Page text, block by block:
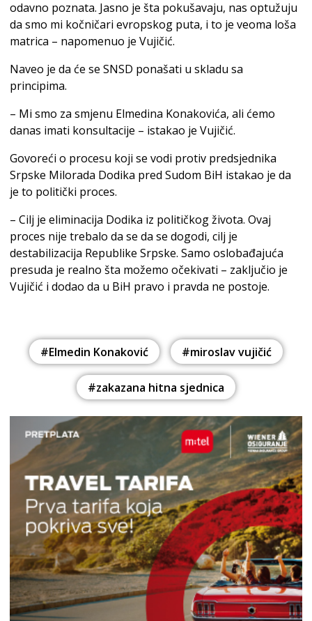
odavno poznata. Јasno je šta pokušavaju, nas optužuju
da smo mi kočničari evropskog puta, i to je veoma loša
matrica – napomenuo je Vujičić.
Naveo je da će se SNSD ponašati u skladu sa
principima.
– Mi smo za smjenu Elmedina Konakovića, ali ćemo
danas imati konsultacije – istakao je Vujičić.
Govoreći o procesu koji se vodi protiv predsjednika
Srpske Milorada Dodika pred Sudom BiH istakao je da
je to politički proces.
– Cilj je eliminacija Dodika iz političkog života. Ovaj
proces nije trebalo da se da se dogodi, cilj je
destabilizacija Republike Srpske. Samo oslobađajuća
presuda je realno šta možemo očekivati – zaključio je
Vujičić i dodao da u BiH pravo i pravda ne postoje.
#Elmedin Konaković #miroslav vujičić
#zakazana hitna sjednica